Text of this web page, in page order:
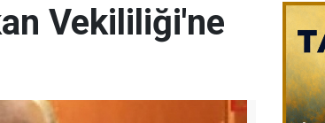
Vekililiği'ne